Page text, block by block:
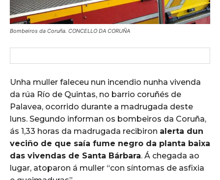
Bombeiros da Coruña. CONCELLO DA CORUÑA
Unha muller faleceu nun incendio nunha vivenda
da rúa Río de Quintas, no barrio coruñés de
Palavea, ocorrido durante a madrugada deste
luns. Segundo informan os bombeiros da Coruña,
ás 1,33 horas da madrugada recibiron alerta dun
veciño de que saía fume negro da planta baixa
das vivendas de Santa Bárbara. Á chegada ao
lugar, atoparon á muller “con síntomas de asfixia